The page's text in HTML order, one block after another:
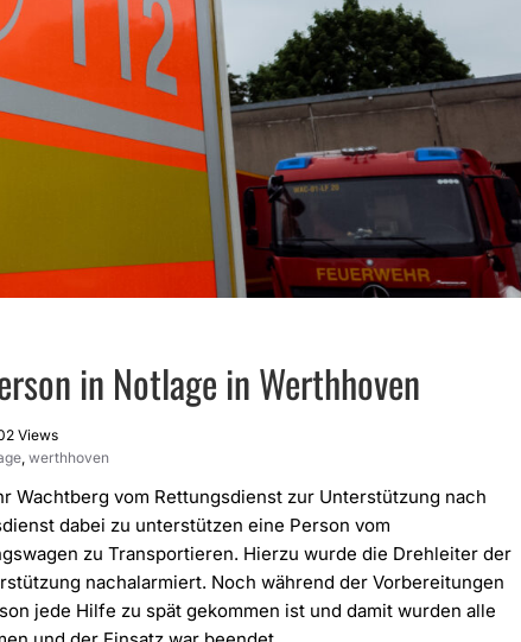
in Notlage in Werthhoven
Views
werthhoven
Wachtberg vom Rettungsdienst zur Unterstützung nach
dabei zu unterstützen eine Person vom
zu Transportieren. Hierzu wurde die Drehleiter der
nachalarmiert. Noch während der Vorbereitungen
jede Hilfe zu spät gekommen ist und damit wurden alle